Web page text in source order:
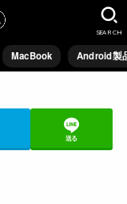
MacBook Android製
SEARCH
送る